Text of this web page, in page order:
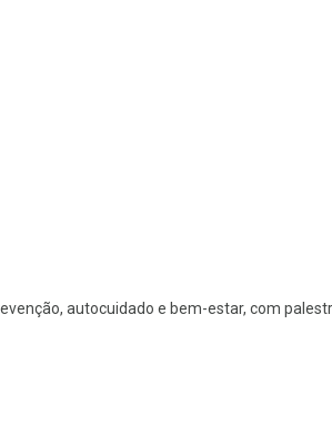
autocuidado e bem-estar, com